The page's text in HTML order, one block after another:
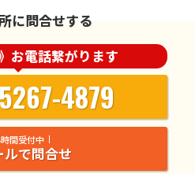
に問合せする
お電話繋がります
4879
間受付中
ルで問合せ